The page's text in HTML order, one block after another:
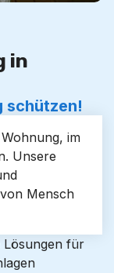
in
schützen!
im
Unsere
Mensch
Lösungen für